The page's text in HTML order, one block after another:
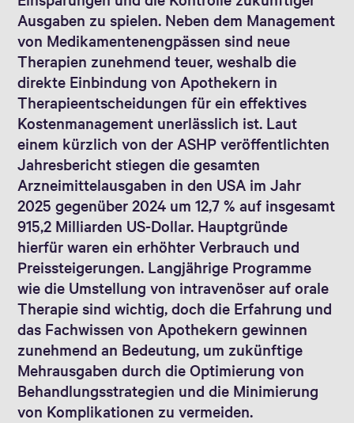
Ausgaben zu spielen. Neben dem Management
von Medikamentenengpässen sind neue
Therapien zunehmend teuer, weshalb die
direkte Einbindung von Apothekern in
Therapieentscheidungen für ein effektives
Kostenmanagement unerlässlich ist. Laut
einem kürzlich von der ASHP veröffentlichten
Jahresbericht stiegen die gesamten
Arzneimittelausgaben in den USA im Jahr
2025 gegenüber 2024 um 12,7 % auf insgesamt
915,2 Milliarden US-Dollar. Hauptgründe
hierfür waren ein erhöhter Verbrauch und
Preissteigerungen. Langjährige Programme
wie die Umstellung von intravenöser auf orale
Therapie sind wichtig, doch die Erfahrung und
das Fachwissen von Apothekern gewinnen
zunehmend an Bedeutung, um zukünftige
Mehrausgaben durch die Optimierung von
Behandlungsstrategien und die Minimierung
von Komplikationen zu vermeiden.